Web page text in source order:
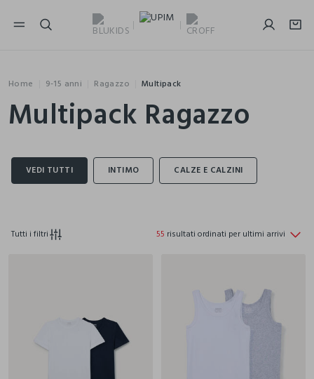
NAVIGATION.ARIA.GOTOMAINCONTENT
Home 9-15 anni Ragazzo Multipack
Multipack Ragazzo
Tutti i filtri 55 risultati ordinati per ultimi arrivi